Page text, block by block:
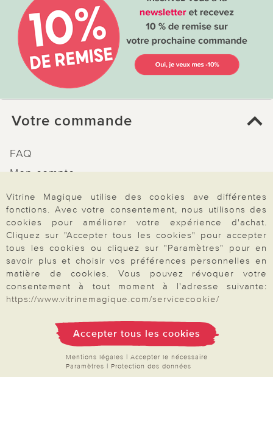
Votre commande
FAQ
Mon compte
Inscription Newsletter
Demande de catalogue
Données personnelles
Droit de rétractation
Rétractation
Paiement & Livraison
Vitrine Magique utilise des cookies ave différentes
fonctions. Avec votre consentement, nous utilisons des
cookies pour améliorer votre expérience d'achat.
Cliquez sur "Accepter tous les cookies" pour accepter
tous les cookies ou cliquez sur "Paramètres" pour en
savoir plus et choisir vos préférences personnelles en
matière de cookies. Vous pouvez révoquer votre
consentement à tout moment à l'adresse suivante:
https://www.vitrinemagique.com/servicecookie/
Accepter tous les cookies
Mentions légales | Accepter le nécessaire
Paramètres | Protection des données